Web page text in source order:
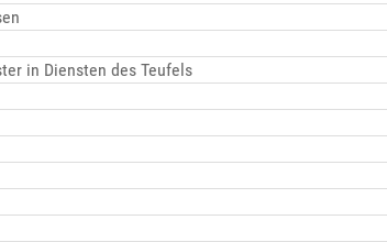
in Diensten des Teufels